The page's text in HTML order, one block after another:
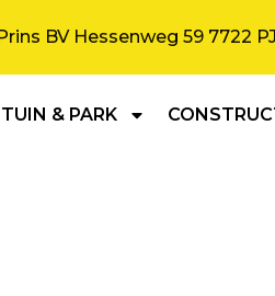
BV Hessenweg 59 7722
TUIN & PARK